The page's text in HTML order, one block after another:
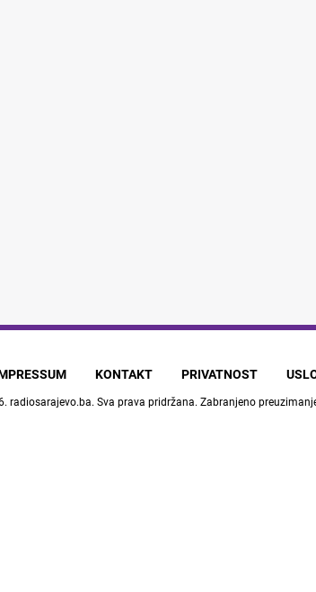
KONTAKT PRIVATNOST
radiosarajevo.ba. Sva prava pridržana. Zabranjeno